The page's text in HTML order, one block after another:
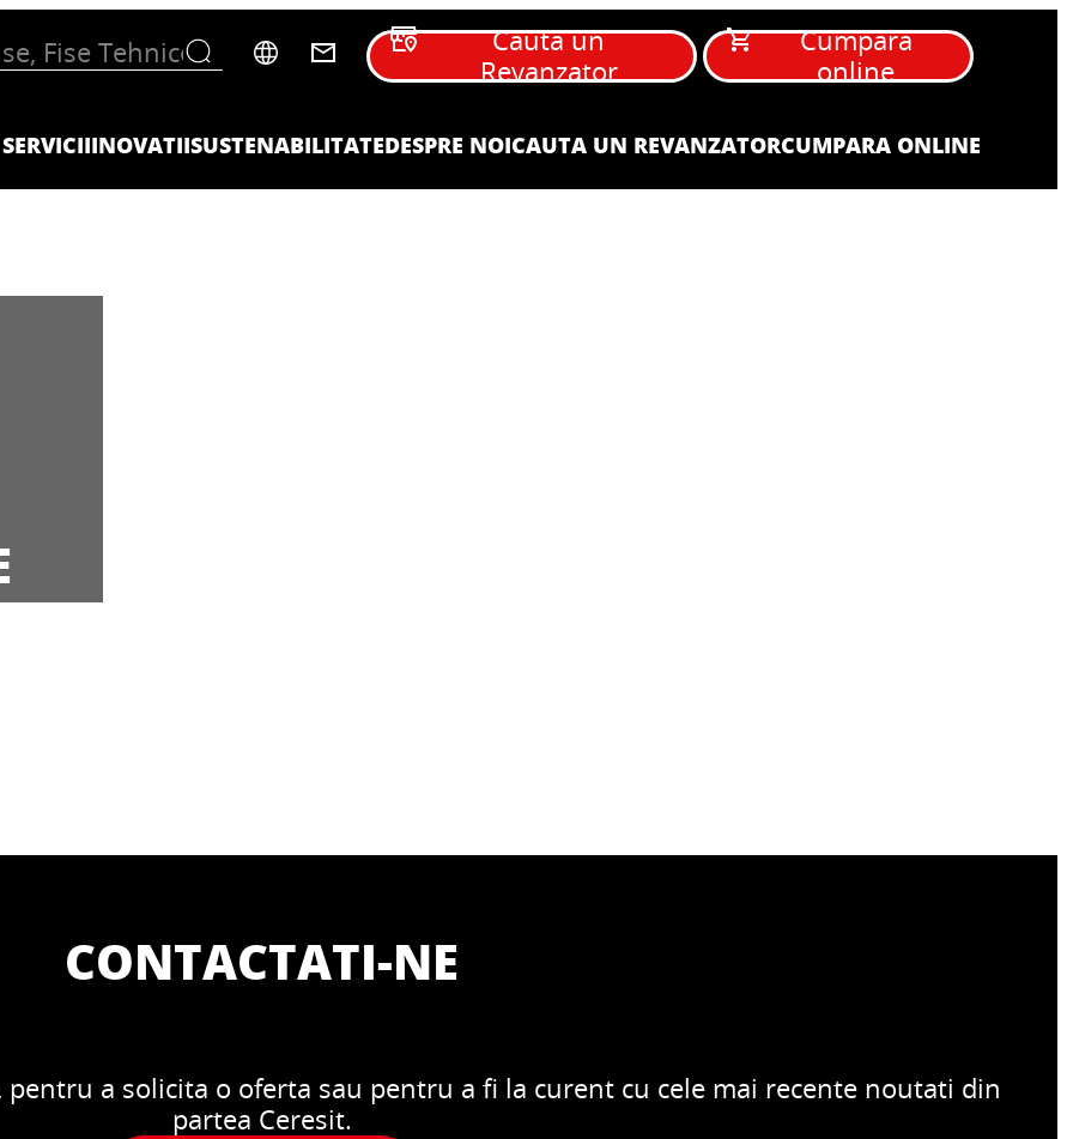
Cauta un
Revanzator
Cumpara
online
INOVATIISUSTENABILITATEDESPRE NOICAUTA UN REVANZATORCUMPARA ONLINE
CONTACTATI-NE
a solicita o oferta sau pentru a fi la curent cu cele mai recente noutati din
partea Ceresit.